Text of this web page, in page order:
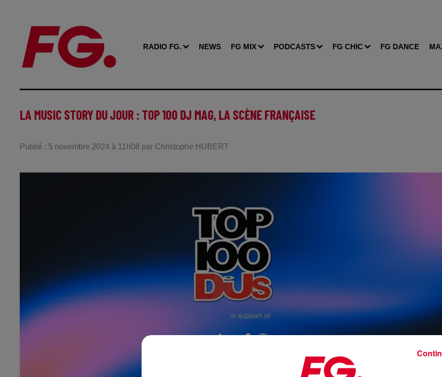
RADIO FG. NEWS FG MIX PODCASTS FG CHIC FG DANCE
LA MUSIC STORY DU JOUR : TOP 100 DJ MAG, LA SCÈNE FRANÇAISE
Publié : 5 novembre 2024 à 11h08 par Christophe HUBERT